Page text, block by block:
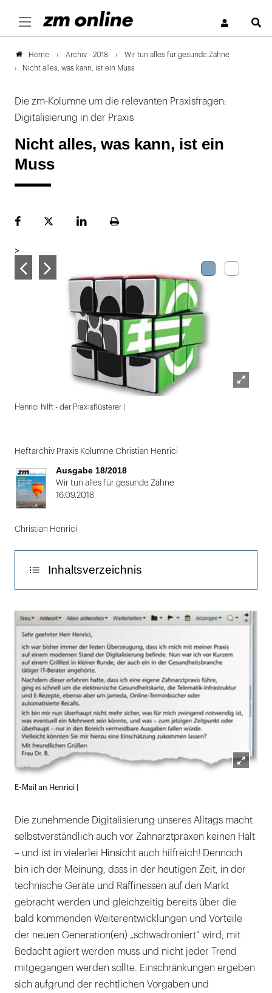
Home Archiv - 2018
Wir tun alles für gesunde Zähne
Nicht alles, was kann, ist ein Muss
Die zm-Kolumne um die relevanten Praxisfragen:
Digitalisierung in der Praxis
Nicht alles, was kann, ist ein
Muss
FacebookPlattformLinekdInSeite
>
Henrici hilft - der Praxisflüsterer |
1
von
2
Heftarchiv Praxis Kolumne Christian Henrici
Ausgabe 18/2018
Wir tun alles für gesunde Zähne
16.09.2018
Christian Henrici
Inhaltsverzeichnis
State of the Art
Sinnvolle Erweiterungen mit
Patientenmehrwert
Mit Vorsicht zu genießen
Sicherheit geht vor
Fazit
E-Mail an Henrici |
Die zunehmende Digitalisierung unseres Alltags macht
selbstverständlich auch vor Zahnarztpraxen keinen Halt
– und ist in vielerlei Hinsicht auch hilfreich! Dennoch
bin ich der Meinung, dass in der heutigen Zeit, in der
technische Geräte und Raffinessen auf den Markt
gebracht werden und gleichzeitig bereits über die
bald kommenden Weiterentwicklungen und Vorteile
der neuen Generation(en) „schwadroniert“ wird, mit
Bedacht agiert werden muss und nicht jeder Trend
mitgegangen werden sollte. Einschränkungen ergeben
sich aufgrund der rechtlichen Vorgaben und